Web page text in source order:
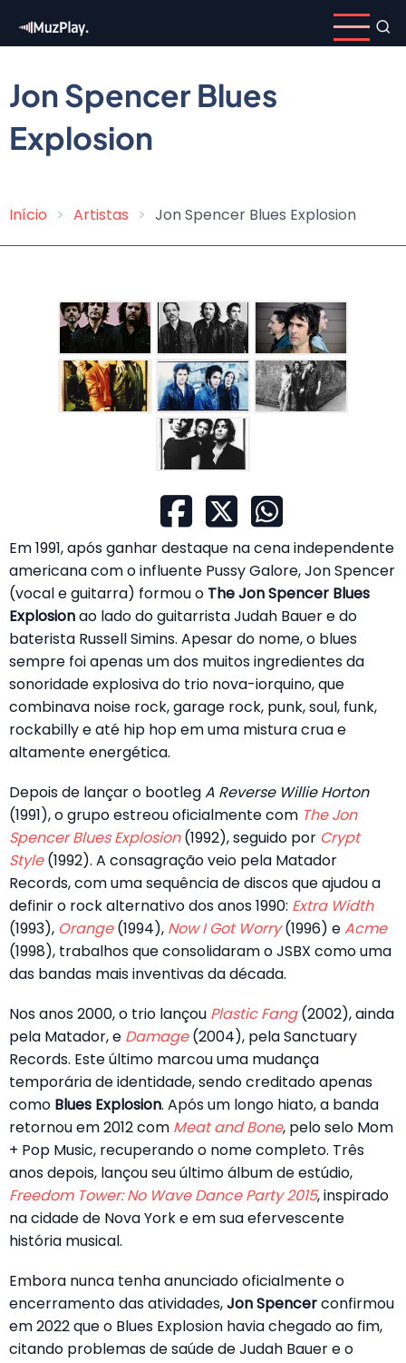
para
conteúdo
principal
Jon Spencer Blues
Explosion
Trilha
navegação
Início Artistas Jon Spencer Blues Explosion
Em 1991, após ganhar destaque na cena independente
americana com o influente Pussy Galore, Jon Spencer
(vocal e guitarra) formou o The Jon Spencer Blues
Explosionao lado do guitarrista Judah Bauer e do
baterista Russell Simins. Apesar do nome, o blues
sempre foi apenas um dos muitos ingredientes da
sonoridade explosiva do trio nova-iorquino, que
combinava noise rock, garage rock, punk, soul, funk,
rockabilly e até hip hop em uma mistura crua e
altamente energética.
Depois de lançar o bootlegA Reverse Willie Horton
(1991), o grupo estreou oficialmente com The Jon
Spencer Blues Explosion(1992), seguido por Crypt
Style(1992). A consagração veio pela Matador
Records, com uma sequência de discos que ajudou a
definir o rock alternativo dos anos 1990: Extra Width
(1993), Orange(1994), Now I Got Worry(1996) eAcme
(1998), trabalhos que consolidaram o JSBX como uma
das bandas mais inventivas da década.
Nos anos 2000, o trio lançou Plastic Fang(2002), ainda
pela Matador, e Damage(2004), pela Sanctuary
Records. Este último marcou uma mudança
temporária de identidade, sendo creditado apenas
como Blues Explosion. Após um longo hiato, a banda
retornou em 2012 com Meat and Bone, pelo selo Mom
+ Pop Music, recuperando o nome completo. Três
anos depois, lançou seu último álbum de estúdio,
Freedom Tower: No Wave Dance Party 2015, inspirado
na cidade de Nova York e em sua efervescente
história musical.
Embora nunca tenha anunciado oficialmente o
encerramento das atividades,Jon Spencerconfirmou
em 2022 que o Blues Explosion havia chegado ao fim,
citando problemas de saúde de Judah Bauer e o